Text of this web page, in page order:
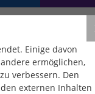
Einige davon
ermöglichen,
verbessern. Den
externen Inhalten